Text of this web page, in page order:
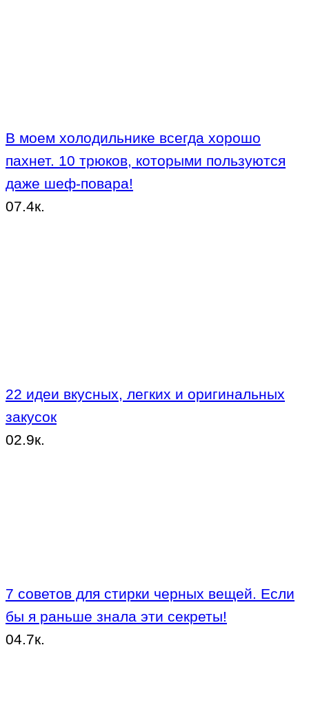
В моем холодильнике всегда хорошо
пахнет. 10 трюков, которыми пользуются
даже шеф-повара!
07.4к.
22 идеи вкусных, легких и оригинальных
закусок
02.9к.
7 советов для стирки черных вещей. Если
бы я раньше знала эти секреты!
04.7к.